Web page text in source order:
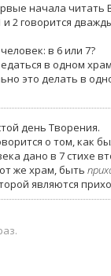
начала читать
2 говорится
в 6 или 7?
в одном
это делать в
день Творения.
о том, как
дано в 7 стихе
же храм, быть
являются